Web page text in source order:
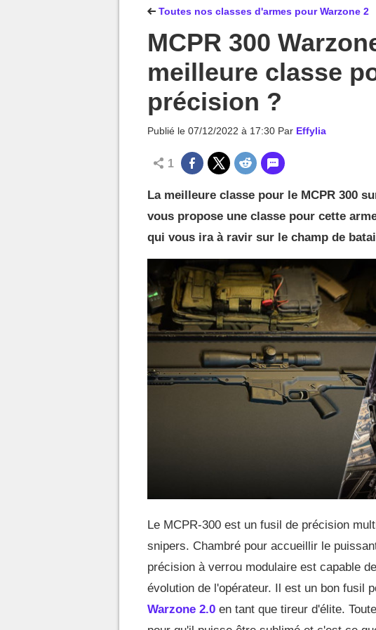
Toutes nos classes d'armes pour Warzone 2
MCPR 300
meilleure classe
précision ?
Publié le 07/12/2022 à 17:30 Par Effylia
1
La meilleure classe pour le MCPR 300
vous propose une classe pour cette
qui vous ira à ravir sur le champ de
Le MCPR-300 est un fusil de précision
snipers. Chambré pour accueillir le
précision à verrou modulaire est capable
évolution de l'opérateur. Il est un bon fusil
Warzone 2.0 en tant que tireur d'élite.